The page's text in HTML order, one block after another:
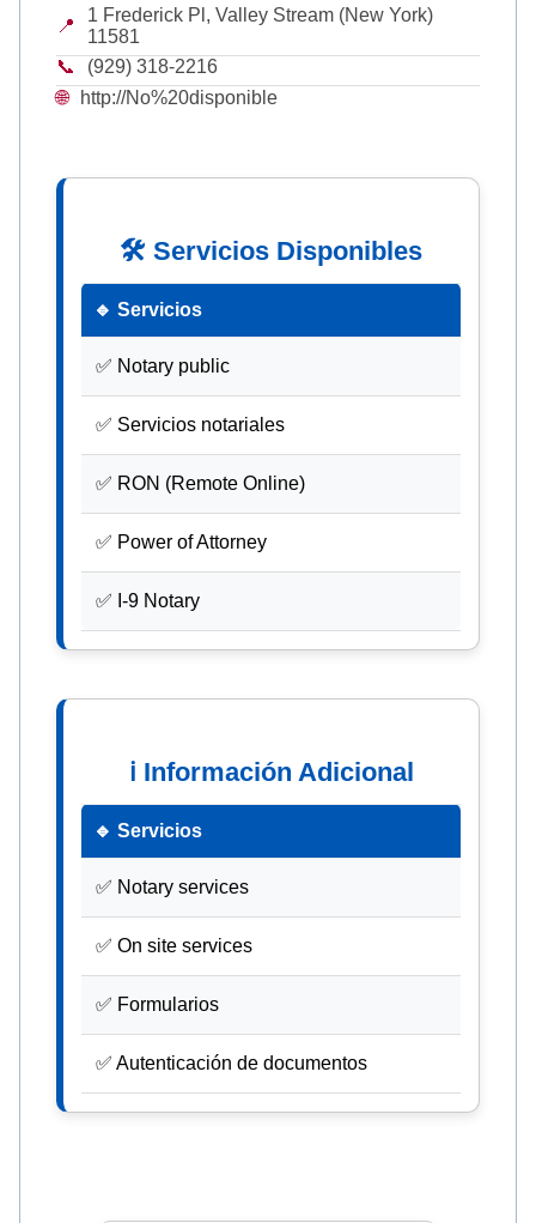
📍
1 Frederick Pl, Valley Stream (New York)
11581
📞
(929) 318-2216
🌐
http://No%20disponible
🛠 Servicios Disponibles
🔹 Servicios
✅ Notary public
✅ Servicios notariales
✅ RON (Remote Online)
✅ Power of Attorney
✅ I-9 Notary
ℹ Información Adicional
🔹 Servicios
✅ Notary services
✅ On site services
✅ Formularios
✅ Autenticación de documentos